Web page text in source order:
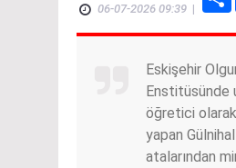
06-07-2026 09:39 |
Eskişehir
Enstitüsünde
öğretici
yapan
atalarından